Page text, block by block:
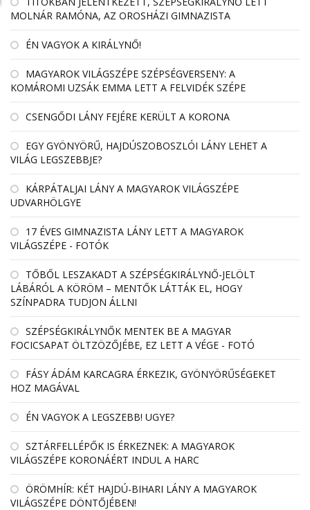
MOLNÁR RAMÓNA, AZ OROSHÁZI GIMNAZISTA
ÉN VAGYOK A KIRÁLYNŐ!
MAGYAROK VILÁGSZÉPE SZÉPSÉGVERSENY: A
KOMÁROMI UZSÁK EMMA LETT A FELVIDÉK SZÉPE
CSENGŐDI LÁNY FEJÉRE KERÜLT A KORONA
EGY GYÖNYÖRŰ, HAJDÚSZOBOSZLÓI LÁNY LEHET A
VILÁG LEGSZEBBJE?
KÁRPÁTALJAI LÁNY A MAGYAROK VILÁGSZÉPE
UDVARHÖLGYE
17 ÉVES GIMNAZISTA LÁNY LETT A MAGYAROK
VILÁGSZÉPE - FOTÓK
TŐBŐL LESZAKADT A SZÉPSÉGKIRÁLYNŐ-JELÖLT
LÁBÁRÓL A KÖRÖM – MENTŐK LÁTTÁK EL, HOGY
SZÍNPADRA TUDJON ÁLLNI
SZÉPSÉGKIRÁLYNŐK MENTEK BE A MAGYAR
FOCICSAPAT ÖLTZÖZŐJÉBE, EZ LETT A VÉGE - FOTÓ
FÁSY ÁDÁM KARCAGRA ÉRKEZIK, GYÖNYÖRŰSÉGEKET
HOZ MAGÁVAL
ÉN VAGYOK A LEGSZEBB! UGYE?
SZTÁRFELLÉPŐK IS ÉRKEZNEK: A MAGYAROK
VILÁGSZÉPE KORONÁÉRT INDUL A HARC
ÖRÖMHÍR: KÉT HAJDÚ-BIHARI LÁNY A MAGYAROK
VILÁGSZÉPE DÖNTŐJÉBEN!